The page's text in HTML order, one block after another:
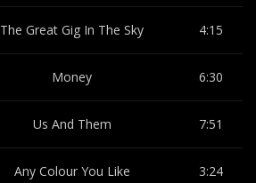
The Great Gig In The Sky 4:15
Money 6:30
Us And Them 7:51
Any Colour You Like 3:24